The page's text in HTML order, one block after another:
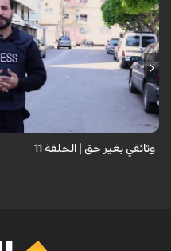
وثائقي بغير حق | الحلقة 11